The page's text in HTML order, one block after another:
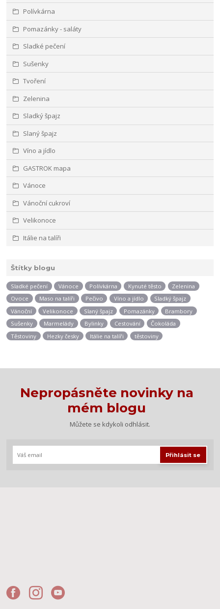
Polívkárna
Pomazánky - saláty
Sladké pečení
Sušenky
Tvoření
Zelenina
Sladký špajz
Slaný špajz
Víno a jídlo
GASTROK mapa
Vánoce
Vánoční cukroví
Velikonoce
Itálie na talíři
Štítky blogu
Sladké pečení Vánoce Polívkárna Kynuté těsto
Zelenina
Ovoce
Maso na talíři Pečivo Víno a jídlo
Sladký špajz
Vánoční
Velikonoce Slaný špajz Pomazánky
Brambory
Sušenky
Marmelády Bylinky Cestování
Čokoláda
Těstoviny
Hezky česky Itálie na talíři těstoviny
Nepropásněte novinky na
mém blogu
Můžete se kdykoli odhlásit.
Přihlásit se